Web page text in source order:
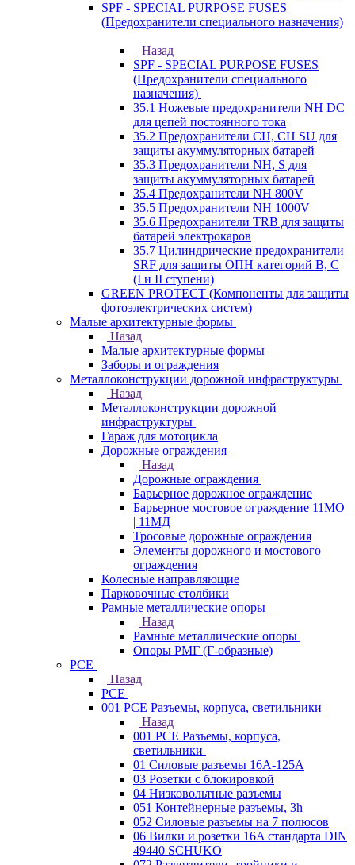
SPF - SPECIAL PURPOSE FUSES
(Предохранители специального назначения)
Назад
SPF - SPECIAL PURPOSE FUSES
(Предохранители специального
назначения)
35.1 Ножевые предохранители NH DC
для цепей постоянного тока
35.2 Предохранители CH, CH SU для
защиты акуммуляторных батарей
35.3 Предохранители NH, S для
защиты акуммуляторных батарей
35.4 Предохранители NH 800V
35.5 Предохранители NH 1000V
35.6 Предохранители TRB для защиты
батарей электрокаров
35.7 Цилиндрические предохранители
SRF для защиты ОПН категорий B, C
(I и II ступени)
GREEN PROTECT (Компоненты для защиты
фотоэлектрических систем)
Малые архитектурные формы
Назад
Малые архитектурные формы
Заборы и ограждения
Металлоконструкции дорожной инфраструктуры
Назад
Металлоконструкции дорожной
инфраструктуры
Гараж для мотоцикла
Дорожные ограждения
Назад
Дорожные ограждения
Барьерное дорожное ограждение
Барьерное мостовое ограждение 11МО
| 11МД
Тросовые дорожные ограждения
Элементы дорожного и мостового
ограждения
Колесные направляющие
Парковочные столбики
Рамные металлические опоры
Назад
Рамные металлические опоры
Опоры РМГ (Г-образные)
PCE
Назад
PCE
001 PCE Разъемы, корпуса, светильники
Назад
001 PCE Разъемы, корпуса,
светильники
01 Силовые разъемы 16А-125А
03 Розетки с блокировкой
04 Низковольтные разъемы
051 Контейнерные разъемы, 3h
052 Силовые разъемы на 7 полюсов
06 Вилки и розетки 16A стандарта DIN
49440 SCHUKO